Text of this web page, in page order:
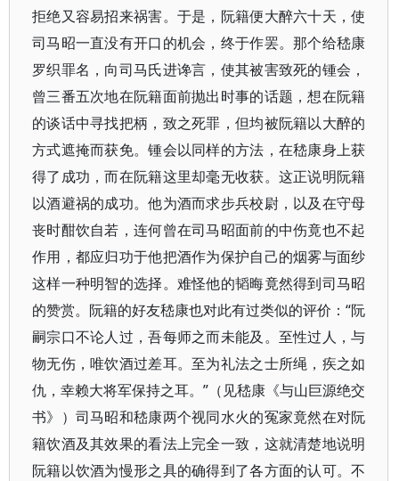
拒绝又容易招来祸害。于是，阮籍便大醉六十天，使
司马昭一直没有开口的机会，终于作罢。那个给嵇康
罗织罪名，向司马氏进谗言，使其被害致死的锺会，
曾三番五次地在阮籍面前抛出时事的话题，想在阮籍
的谈话中寻找把柄，致之死罪，但均被阮籍以大醉的
方式遮掩而获免。锺会以同样的方法，在嵇康身上获
得了成功，而在阮籍这里却毫无收获。这正说明阮籍
以酒避祸的成功。他为酒而求步兵校尉，以及在守母
丧时酣饮自若，连何曾在司马昭面前的中伤竟也不起
作用，都应归功于他把酒作为保护自己的烟雾与面纱
这样一种明智的选择。难怪他的韬晦竟然得到司马昭
的赞赏。阮籍的好友嵇康也对此有过类似的评价：“阮
嗣宗口不论人过，吾每师之而未能及。至性过人，与
物无伤，唯饮酒过差耳。至为礼法之士所绳，疾之如
仇，幸赖大将军保持之耳。”（见嵇康《与山巨源绝交
书》）司马昭和嵇康两个视同水火的冤家竟然在对阮
籍饮酒及其效果的看法上完全一致，这就清楚地说明
阮籍以饮酒为慢形之具的确得到了各方面的认可。不